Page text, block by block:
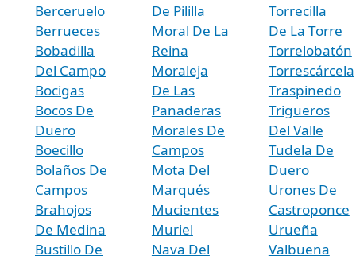
Berceruelo
Berrueces
Bobadilla
Del Campo
Bocigas
Bocos De
Duero
Boecillo
Bolaños De
Campos
Brahojos
De Medina
Bustillo De
De Pililla
Moral De La
Reina
Moraleja
De Las
Panaderas
Morales De
Campos
Mota Del
Marqués
Mucientes
Muriel
Nava Del
Torrecilla
De La Torre
Torrelobatón
Torrescárcela
Traspinedo
Trigueros
Del Valle
Tudela De
Duero
Urones De
Castroponce
Urueña
Valbuena